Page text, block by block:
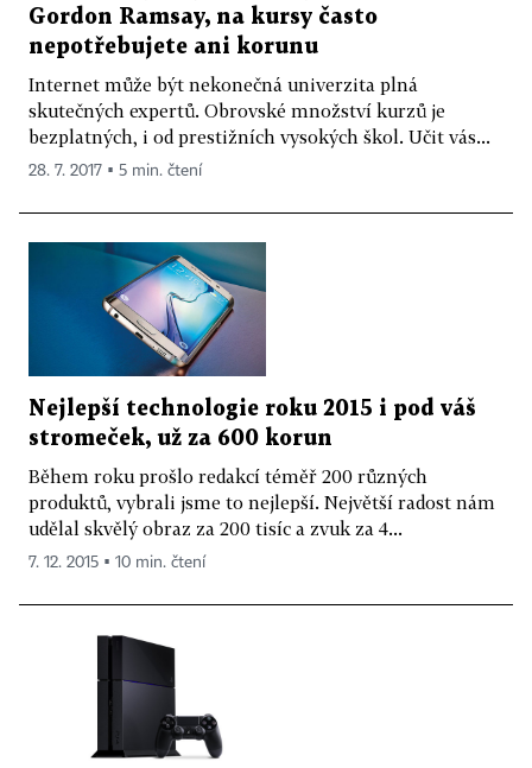
Gordon Ramsay, na kursy často
nepotřebujete ani korunu
Internet může být nekonečná univerzita plná
skutečných expertů. Obrovské množství kurzů je
bezplatných, i od prestižních vysokých škol. Učit vás...
28. 7. 2017 ▪ 5 min. čtení
Nejlepší technologie roku 2015 i pod váš
stromeček, už za 600 korun
Během roku prošlo redakcí téměř 200 různých
produktů, vybrali jsme to nejlepší. Největší radost nám
udělal skvělý obraz za 200 tisíc a zvuk za 4...
7. 12. 2015 ▪ 10 min. čtení